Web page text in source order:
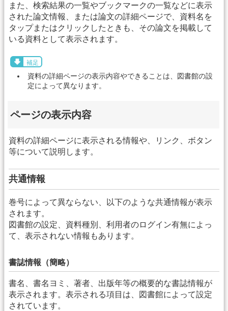
また、検索結果の一覧やブックマークの一覧などに表示
された論文情報、または論文の詳細ページで、資料名を
タップまたはクリックしたときも、その論文を掲載して
いる資料として表示されます。
補足
資料の詳細ページの表示内容やできることは、図書館の設
定によって異なります。
ページの表示内容
資料の詳細ページに表示される情報や、リンク、ボタン
等について説明します。
共通情報
巻号によって異ならない、以下のような共通情報が表示
されます。
図書館の設定、資料種別、利用者のログイン有無によっ
て、表示されない情報もあります。
書誌情報（簡略）
書名、書名ヨミ、著者、出版年等の概要的な書誌情報が
表示されます。表示される項目は、図書館によって設定
されています。